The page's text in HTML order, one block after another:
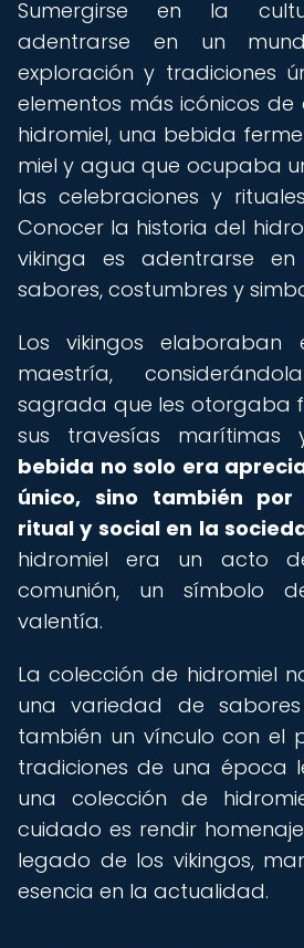
Sumergirse en la
adentrarse en un
exploración y tradiciones
elementos más icónicos
hidromiel, una bebida
miel y agua que ocupaba
las celebraciones y
Conocer la historia del
vikinga es adentrarse
sabores, costumbres y
Los vikingos elaboraban
maestría,
sagrada que les otorgaba
sus travesías marítimas
bebida no solo era
único, sino también
ritual y social en la
hidromiel era un acto
comunión, un símbolo
valentía.
La colección de hidromiel
una variedad de
también un vínculo con el
tradiciones de una época
una colección de
cuidado es rendir
legado de los vikingos,
esencia en la actualidad.